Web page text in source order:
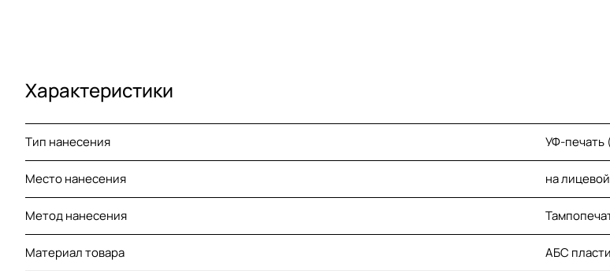
Характеристики
Тип нанесения УФ-печать
Место нанесения на
Метод нанесения
Материал товара АБС